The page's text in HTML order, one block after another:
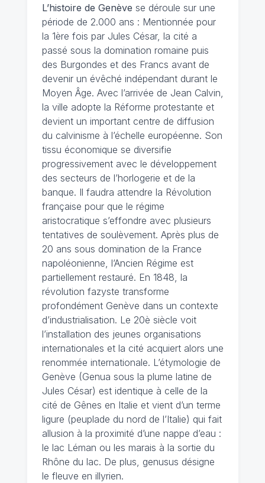
L’histoire de Genève se déroule sur une
période de 2.000 ans : Mentionnée pour
la 1ère fois par Jules César, la cité a
passé sous la domination romaine puis
des Burgondes et des Francs avant de
devenir un évêché indépendant durant le
Moyen Âge. Avec l’arrivée de Jean Calvin,
la ville adopte la Réforme protestante et
devient un important centre de diffusion
du calvinisme à l’échelle européenne. Son
tissu économique se diversifie
progressivement avec le développement
des secteurs de l’horlogerie et de la
banque. Il faudra attendre la Révolution
française pour que le régime
aristocratique s’effondre avec plusieurs
tentatives de soulèvement. Après plus de
20 ans sous domination de la France
napoléonienne, l’Ancien Régime est
partiellement restauré. En 1848, la
révolution fazyste transforme
profondément Genève dans un contexte
d’industrialisation. Le 20è siècle voit
l’installation des jeunes organisations
internationales et la cité acquiert alors une
renommée internationale. L’étymologie de
Genève (Genua sous la plume latine de
Jules César) est identique à celle de la
cité de Gênes en Italie et vient d’un terme
ligure (peuplade du nord de l’Italie) qui fait
allusion à la proximité d’une nappe d’eau :
le lac Léman ou les marais à la sortie du
Rhône du lac. De plus, genusus désigne
le fleuve en illyrien.